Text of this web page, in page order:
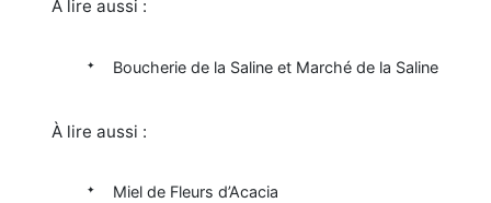
À lire aussi :
Boucherie de la Saline et Marché de la Saline
À lire aussi :
Miel de Fleurs d’Acacia